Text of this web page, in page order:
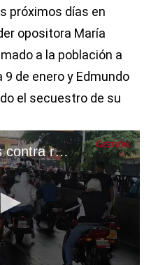
próximos días en
opositora María
a la población a
de enero y Edmundo
el secuestro de su
Estallan protestas contra reelección de Nicolas Maduro en barriadas de Caracas